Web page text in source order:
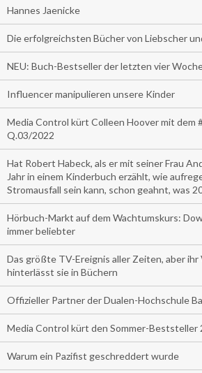
Hannes Jaenicke
Die erfolgreichsten Bücher von Liebscher
NEU: Buch-Bestseller der letzten vier
Influencer manipulieren unsere Kinder
Media Control kürt Colleen Hoover mit dem
Q.03/2022
Hat Robert Habeck, als er mit seiner Frau
Jahr in einem Kinderbuch erzählt, wie
Stromausfall sein kann, schon geahnt, was
Hörbuch-Markt auf dem Wachtumskurs:
immer beliebter
Das größte TV-Ereignis aller Zeiten, aber ihr
hinterlässt sie in Büchern
Offizieller Partner der Dualen-Hochschule
Media Control kürt den Sommer-Beststeller
Warum ein Pazifist geschreddert wurde